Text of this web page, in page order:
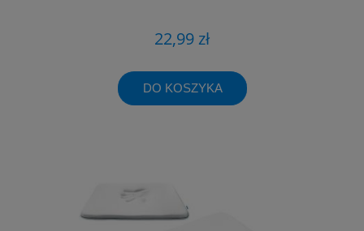
22,99 zł
DO KOSZYKA